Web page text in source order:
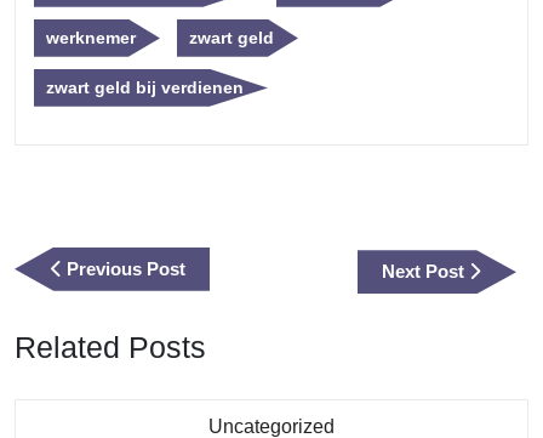
werknemer zwart geld
zwart geld bij verdienen
Previous PostPrevious
Post
Next Post
Next
Post
Related Posts
Uncategorized